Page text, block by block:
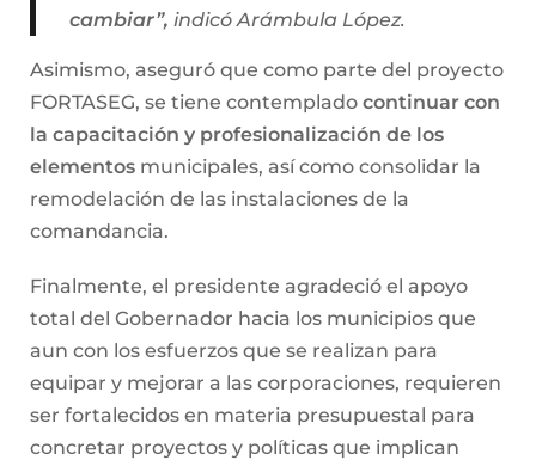
cambiar”, indicó Arámbula López.
Asimismo, aseguró que como parte del proyecto
FORTASEG, se tiene contemplado continuar con
la capacitación y profesionalización de los
elementos municipales, así como consolidar la
remodelación de las instalaciones de la
comandancia.
Finalmente, el presidente agradeció el apoyo
total del Gobernador hacia los municipios que
aun con los esfuerzos que se realizan para
equipar y mejorar a las corporaciones, requieren
ser fortalecidos en materia presupuestal para
concretar proyectos y políticas que implican